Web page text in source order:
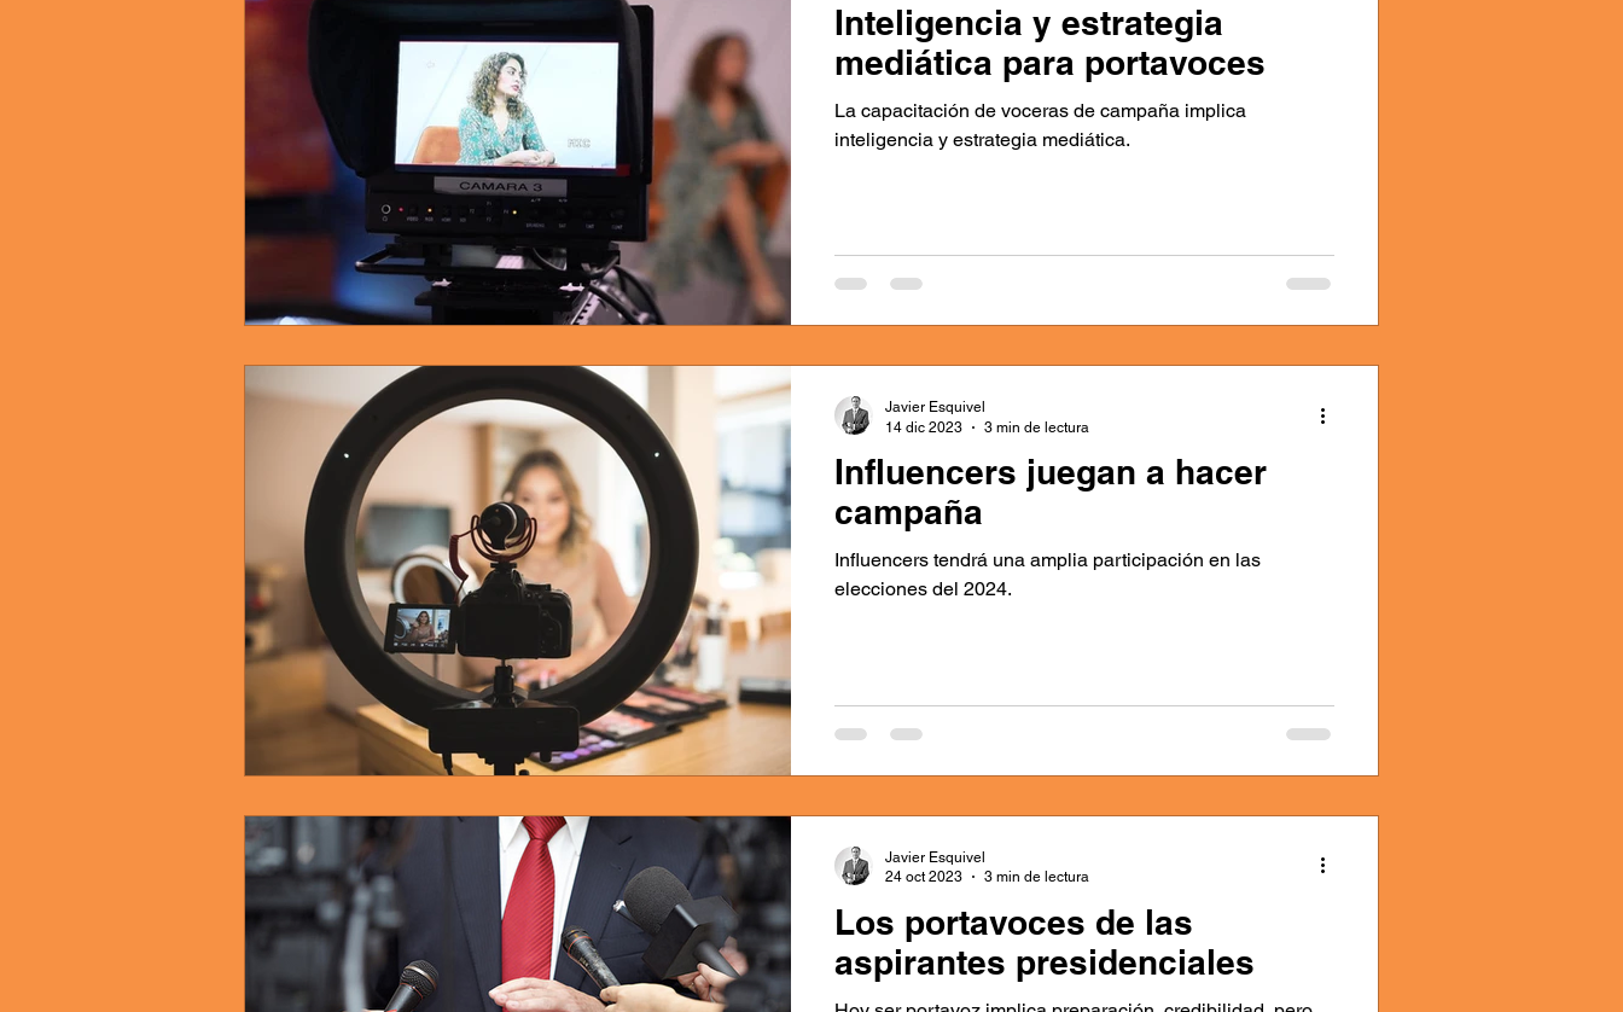
Inteligencia y estrategia
mediática para portavoces
La capacitación de voceras de campaña implica
inteligencia y estrategia mediática.
Influencers juegan a hacer
campaña
Influencers tendrá una amplia participación en las
elecciones del 2024.
Javier Esquivel
14 dic 2023
3 min de lectura
Los portavoces de las
aspirantes presidenciales
Javier Esquivel
24 oct 2023
3 min de lectura